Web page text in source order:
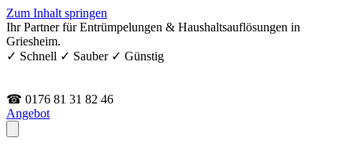
Zum Inhalt springen
Ihr Partner für Entrümpelungen & Haushaltsauflösungen in
Griesheim.
✓ Schnell ✓ Sauber ✓ Günstig
☎ 0176 81 31 82 46
Angebot